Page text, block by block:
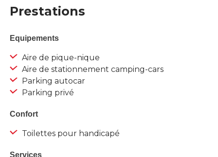
Prestations
Equipements
Aire de pique-nique
Aire de stationnement camping-cars
Parking autocar
Parking privé
Confort
Toilettes pour handicapé
Services